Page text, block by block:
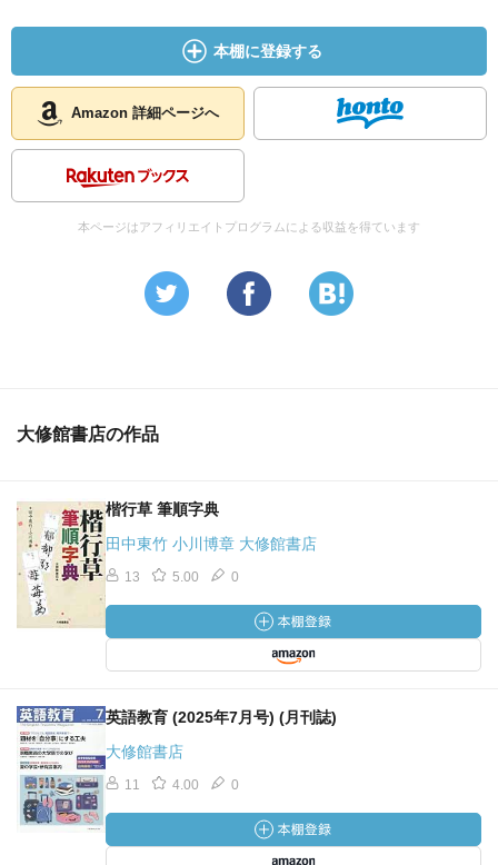
本棚に登録する
Amazon 詳細ページへ
本ページはアフィリエイトプログラムによる収益を得ています
大修館書店の作品
楷行草 筆順字典
田中東竹 小川博章 大修館書店
13 5.00 0
英語教育 (2025年7月号) (月刊誌)
大修館書店
11 4.00 0